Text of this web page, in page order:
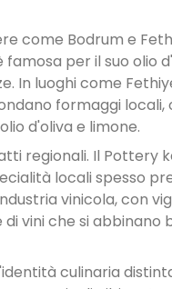
come Bodrum e
per il suo olio
In luoghi come
formaggi locali,
d'oliva e limone.
regionali. Il
locali spesso
vinicola, con
vini che si abbinano
culinaria